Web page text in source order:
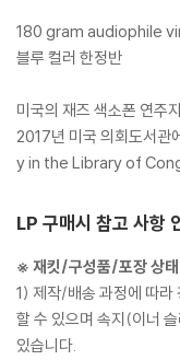
180 gram audiophile
블루 컬러 한정반
미국의 재즈 색소폰 연주
2017년 미국 의회도서
y in the Library of
LP 구매시 참고 사항
※ 재킷/구성품/포장 상태
1) 제작/배송 과정에 따라
할 수 있으며 속지(이너
있습니다.